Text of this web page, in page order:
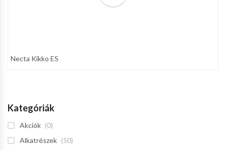
Necta Kikko ES
Kategóriák
Akciók (0)
Alkatrészek (50)